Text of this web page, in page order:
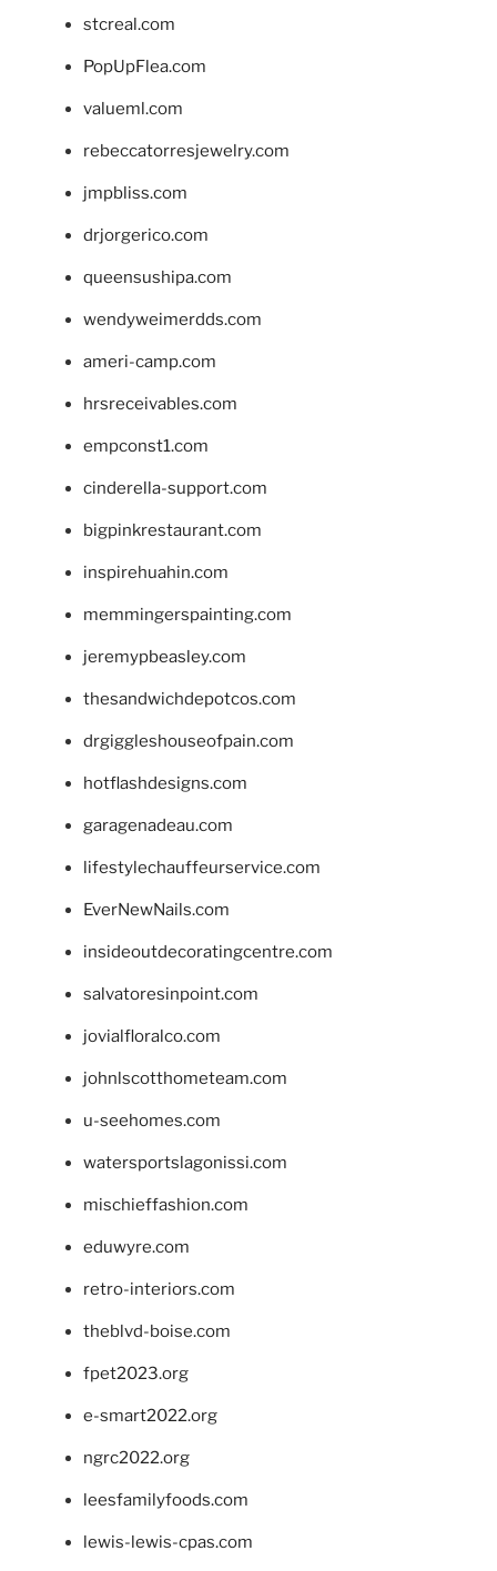
stcreal.com
PopUpFlea.com
valueml.com
rebeccatorresjewelry.com
jmpbliss.com
drjorgerico.com
queensushipa.com
wendyweimerdds.com
ameri-camp.com
hrsreceivables.com
empconst1.com
cinderella-support.com
bigpinkrestaurant.com
inspirehuahin.com
memmingerspainting.com
jeremypbeasley.com
thesandwichdepotcos.com
drgiggleshouseofpain.com
hotflashdesigns.com
garagenadeau.com
lifestylechauffeurservice.com
EverNewNails.com
insideoutdecoratingcentre.com
salvatoresinpoint.com
jovialfloralco.com
johnlscotthometeam.com
u-seehomes.com
watersportslagonissi.com
mischieffashion.com
eduwyre.com
retro-interiors.com
theblvd-boise.com
fpet2023.org
e-smart2022.org
ngrc2022.org
leesfamilyfoods.com
lewis-lewis-cpas.com